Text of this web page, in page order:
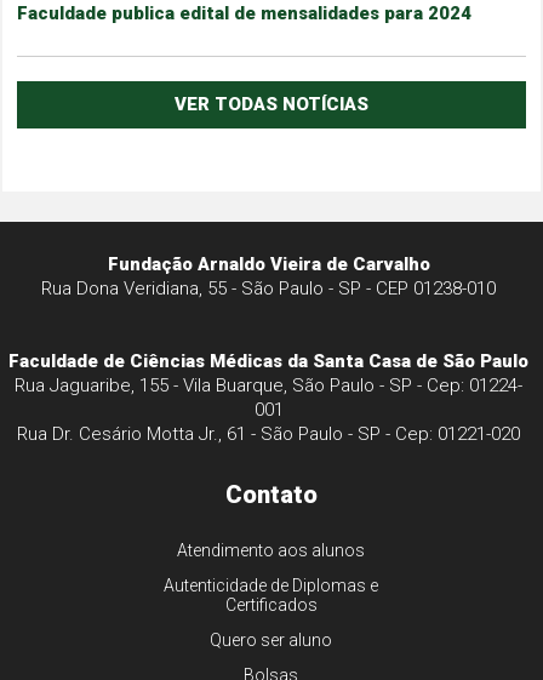
Faculdade publica edital de mensalidades para 2024
VER TODAS NOTÍCIAS
Fundação Arnaldo Vieira de Carvalho
Rua Dona Veridiana, 55 - São Paulo - SP - CEP 01238-010
Faculdade de Ciências Médicas da Santa Casa de São Paulo
Rua Jaguaribe, 155 - Vila Buarque, São Paulo - SP - Cep: 01224-
001
Rua Dr. Cesário Motta Jr., 61 - São Paulo - SP - Cep: 01221-020
Contato
Atendimento aos alunos
Autenticidade de Diplomas e
Certificados
Quero ser aluno
Bolsas